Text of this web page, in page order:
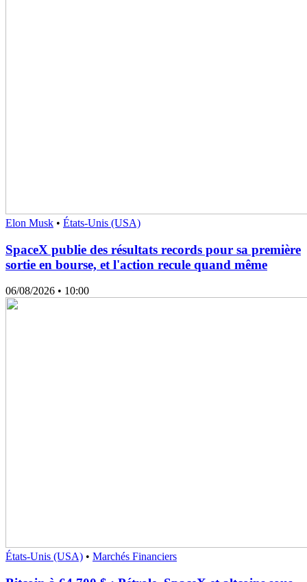
Elon Musk • États-Unis (USA)
SpaceX publie des résultats records pour sa première
sortie en bourse, et l'action recule quand même
06/08/2026 • 10:00
États-Unis (USA) • Marchés Financiers